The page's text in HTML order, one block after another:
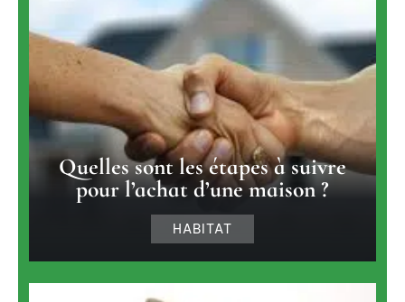
Quelles sont les étapes à suivre
pour l’achat d’une maison ?
HABITAT